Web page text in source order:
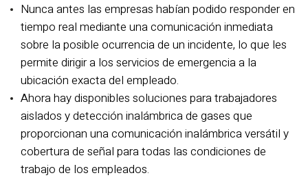
Nunca antes las empresas habían podido responder en
tiempo real mediante una comunicación inmediata
sobre la posible ocurrencia de un incidente, lo que les
permite dirigir a los servicios de emergencia a la
ubicación exacta del empleado.
Ahora hay disponibles soluciones para trabajadores
aislados y detección inalámbrica de gases que
proporcionan una comunicación inalámbrica versátil y
cobertura de señal para todas las condiciones de
trabajo de los empleados.